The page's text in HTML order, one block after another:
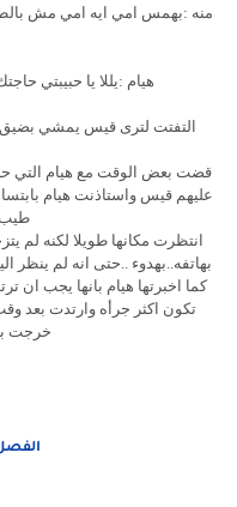
منه :بهمس امي ايه امي مش
هيام :يللا يا حبيبتي
التفتت لترى قيس يمشي بضيق
قضت بعض الوقت مع هيام التي
عليهم قيس واستاذنت هيام
انتظرت مكانها طويلا لكنه لم
بهاتفه..بهدوء ..حتى انه لم ينظر
كما اخبرتها هيام بانها يجب ان
تكون اكثر جرأه وارتدت بعد
خرجت